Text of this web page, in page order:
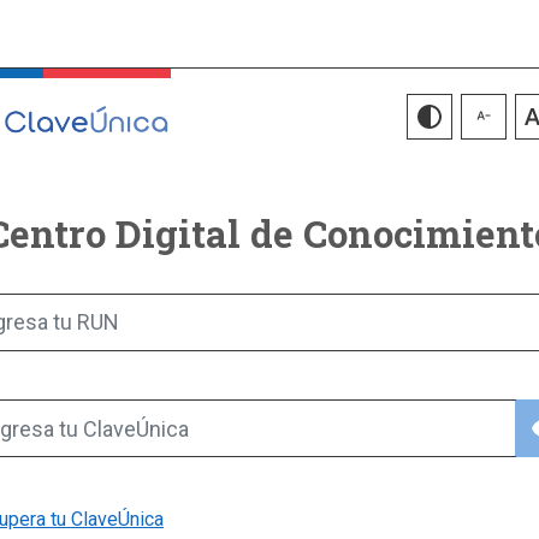
Digital de
tu RUN
tu ClaveÚnica
tu ClaveÚnica